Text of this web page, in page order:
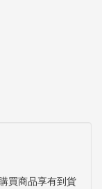
買商品享有到貨